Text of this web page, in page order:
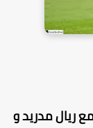
مدريد و